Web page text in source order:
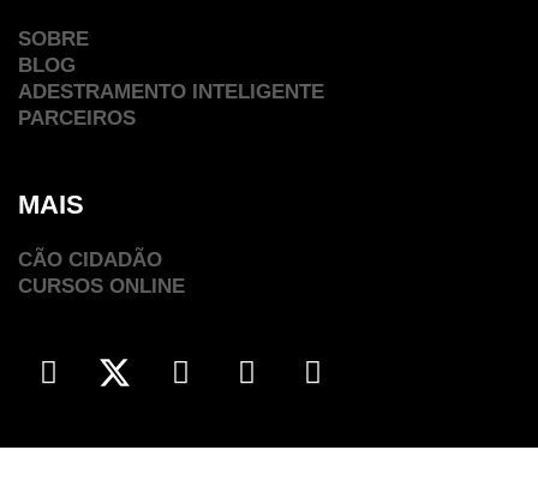
SOBRE
BLOG
ADESTRAMENTO INTELIGENTE
PARCEIROS
MAIS
CÃO CIDADÃO
CURSOS ONLINE